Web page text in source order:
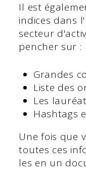
Il est
indices dans
secteur
pencher sur :
Grandes
Liste des
Les
Hashtags
Une fois que
toutes ces
les en un